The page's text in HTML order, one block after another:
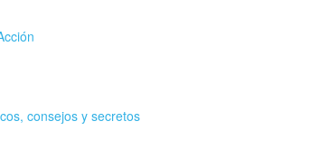
consejos y secretos